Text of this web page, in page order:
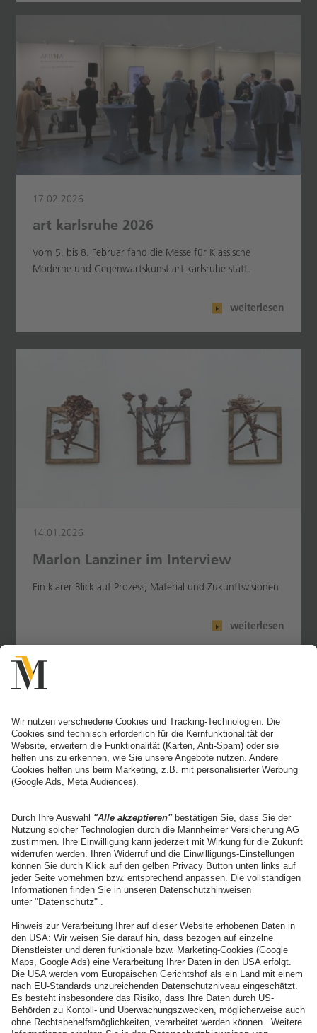
17.02.2026
art karlsruhe 2026
Vom 5. bis 8. Februar fand die Messe für Klassische
Moderne und Gegenwartskunst art karlsruhe statt.
weiterlesen
14.01.2026
Marlon Lanziner im Interview
Ein klarer Blick auf Prozess, Material und Zukunftsvisionen
weiterlesen
13.07.2025
HALLENKUNST
Ein Vorgeschmack auf die Ausstellung in Chemnitz
weiterlesen
Impressum Datenschutz
Barrierefreiheit